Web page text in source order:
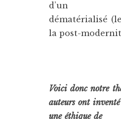
d’un
dématérialisé
la post-
Voici donc notre
auteurs ont
une éthique